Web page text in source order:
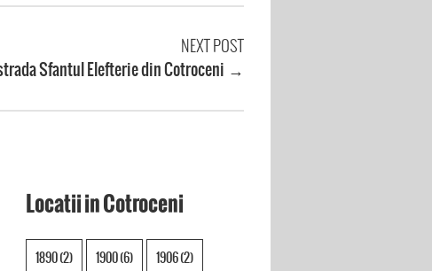
NEXT POST
Sfantul Elefterie din Cotroceni →
Locatii in Cotroceni
1890(2) 1900(6) 1906(2)